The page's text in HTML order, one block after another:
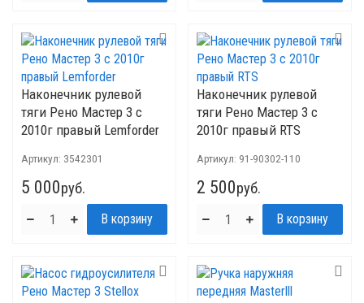
Наконечник рулевой
тяги Рено Мастер 3 с
2010г правый Lemforder
Артикул: 3542301
5 000руб.
Наконечник рулевой
тяги Рено Мастер 3 с
2010г правый RTS
Артикул: 91-90302-110
2 500руб.